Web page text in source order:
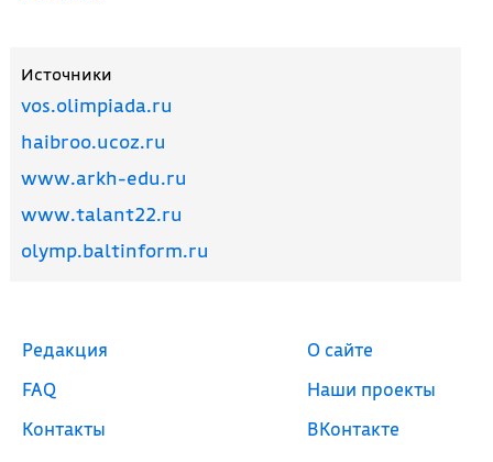
Источники
vos.olimpiada.ru
haibroo.ucoz.ru
www.arkh-edu.ru
www.talant22.ru
olymp.baltinform.ru
Редакция
FAQ
Контакты
О сайте
Наши проекты
ВКонтакте